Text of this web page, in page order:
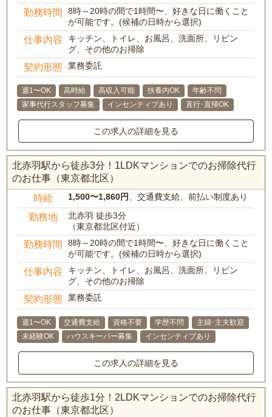
勤務時間
8時～20時の間で1時間〜、好きな日に働くこと
が可能です。(候補の日時から選択)
仕事内容
キッチン、トイレ、お風呂、洗面所、リビン
グ、その他のお掃除
契約形態 業務委託
週1〜OK 高時給 高収入可能 扶養内OK
年齢不問
家事代行スタッフ募集
インセンティブあり 直行･直帰OK
この求人の詳細を見る
北赤羽駅から徒歩3分！1LDKマンションでのお掃除代行
のお仕事（東京都北区）
時給 1,500〜1,860円 、交通費支給、前払い制度あり
勤務地
北赤羽 徒歩3分
（東京都北区付近）
勤務時間
8時～20時の間で1時間〜、好きな日に働くこと
が可能です。(候補の日時から選択)
仕事内容
キッチン、トイレ、お風呂、洗面所、リビン
グ、その他のお掃除
契約形態 業務委託
週1〜OK 交通費支給 資格不要 学歴不問
主婦･主夫歓迎
未経験OK
ハウスキーパー募集 インセンティブあり
この求人の詳細を見る
北赤羽駅から徒歩1分！2LDKマンションでのお掃除代行
のお仕事（東京都北区）